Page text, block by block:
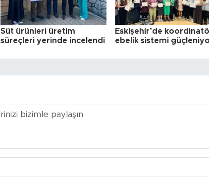
Süt ürünleri üretim
süreçleri yerinde incelendi
Eskişehir’de
ebelik sistemi